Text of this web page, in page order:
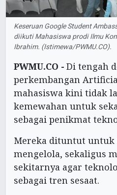
Keseruan Google Student
diikuti Mahasiswa prodi Ilmu
Ibrahim. (Istimewa/PWMU.CO).
PWMU.CO - Di tengah
perkembangan
mahasiswa kini tidak
kemewahan untuk
sebagai penikmat
Mereka dituntut untuk
mengelola, sekaligus
sekitarnya agar
sebagai tren sesaat.